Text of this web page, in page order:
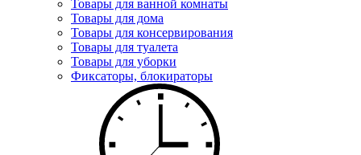
Товары для ванной комнаты
Товары для дома
Товары для консервирования
Товары для туалета
Товары для уборки
Фиксаторы, блокираторы